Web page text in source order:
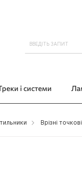
і системи
Врізні